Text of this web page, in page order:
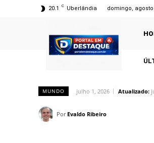
20.1 C Uberlândia domingo, agosto
MUNDO julho 1, 2026 Atualizado:
Por Evaldo Ribeiro